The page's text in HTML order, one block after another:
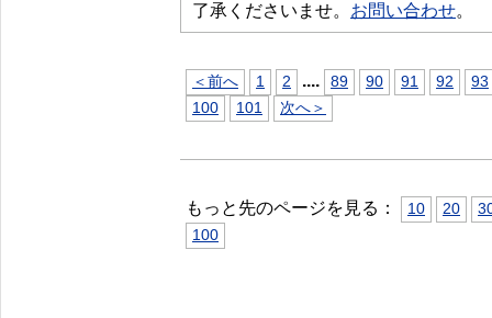
了承くださいませ。 お問い合わせ。
＜前へ 1 2 .... 89 90 91 92
93
100
101 次へ＞
もっと先のページを見る： 10 20
100